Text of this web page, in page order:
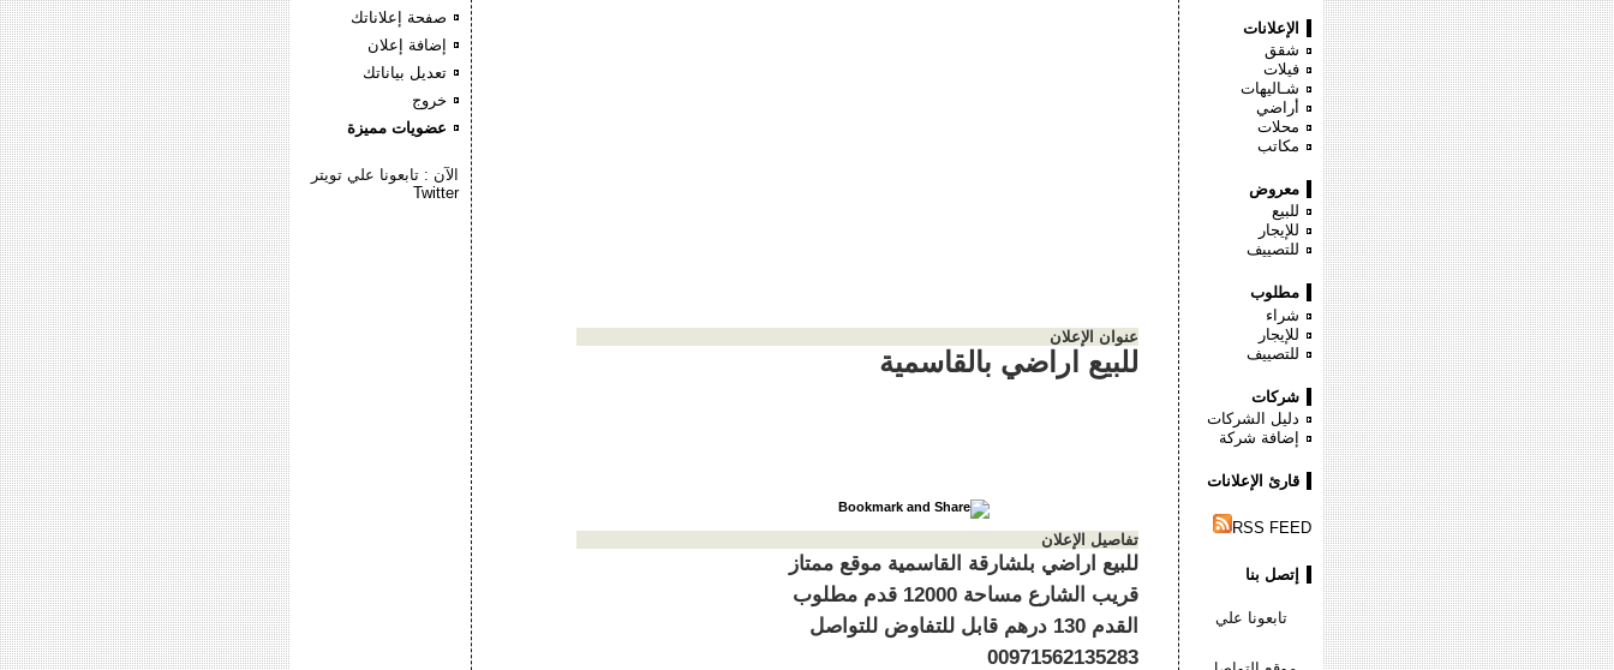
صفحة إعلاناتك
إضافة إعلان
تعديل بياناتك
خروج
عضويات مميزة
الآن : تابعونا علي تويتر
Twitter
عنوان الإعلان
للبيع اراضي بالقاسمية
تفاصيل الإعلان
للبيع اراضي بلشارقة القاسمية موقع ممتاز
قريب الشارع مساحة 12000 قدم مطلوب
القدم 130 درهم قابل للتفاوض للتواصل
00971562135283
الإعلانات
شقق
فيلات
شـاليهات
أراضي
محلات
مكاتب
معروض
للبيع
للإيجار
للتصييف
مطلوب
شراء
للإيجار
للتصييف
شركات
دليل الشركات
إضافة شركة
قارئ الإعلانات
RSS FEED
إتصل بنا
تابعونا علي